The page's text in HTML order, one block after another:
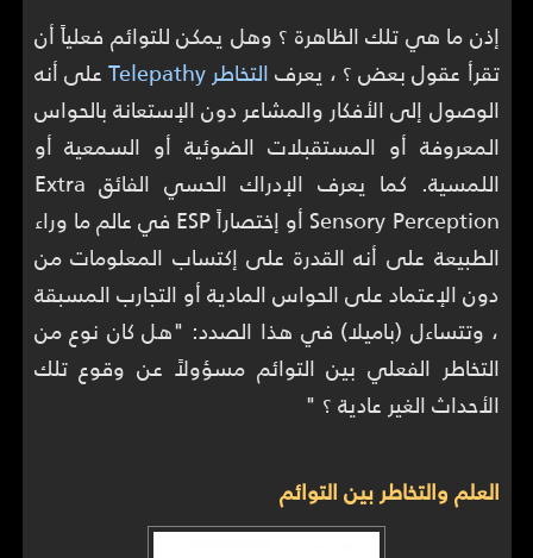
إذن ما هي تلك الظاهرة ؟ وهل يمكن للتوائم فعلياً أن
تقرأ عقول بعض ؟ ، يعرفالتخاطر Telepathy
على أنه
الوصول إلى الأفكار والمشاعر دون الإستعانة بالحواس
المعروفة أو المستقبلات الضوئية أو السمعية أو
اللمسية. كما يعرف الإدراك الحسي الفائق Extra
Sensory Perception أو إختصاراً ESP في عالم ما وراء
الطبيعة على أنه القدرة على إكتساب المعلومات من
دون الإعتماد على الحواس المادية أو التجارب المسبقة
، وتتساءل (باميلا) في هذا الصدد: "هل كان نوع من
التخاطر الفعلي بين التوائم مسؤولاً عن وقوع تلك
الأحداث الغير عادية ؟ "
العلم والتخاطر بين التوائم